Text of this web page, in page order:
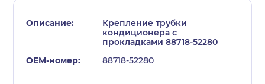
Крепление трубки
кондиционера с
прокладками 88718-52280
88718-52280